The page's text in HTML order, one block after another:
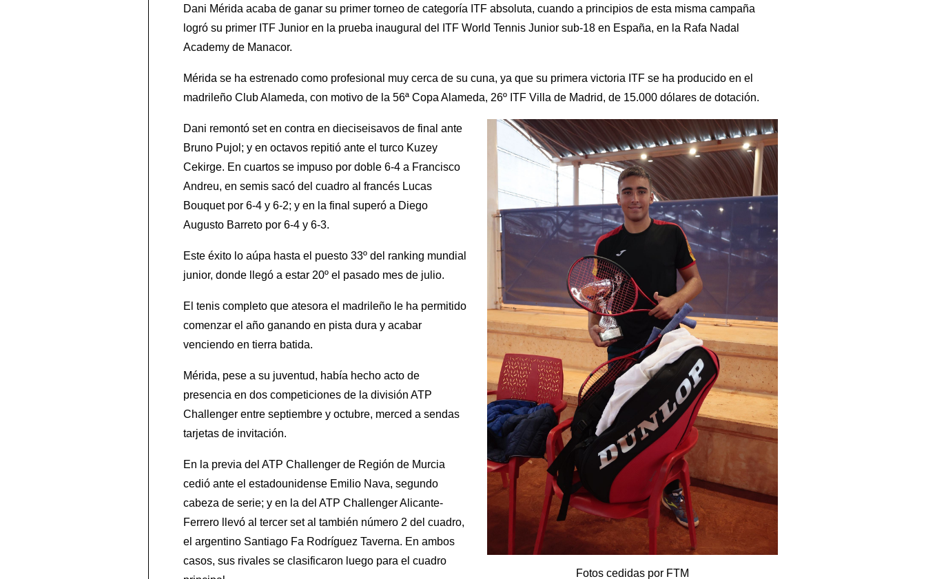
Dani Mérida acaba de ganar su primer torneo de categoría ITF absoluta, cuando a principios de esta misma campaña
logró su primer ITF Junior en la prueba inaugural del ITF World Tennis Junior sub-18 en España, en la Rafa Nadal
Academy de Manacor.
Mérida se ha estrenado como profesional muy cerca de su cuna, ya que su primera victoria ITF se ha producido en el
madrileño Club Alameda, con motivo de la 56ª Copa Alameda, 26º ITF Villa de Madrid, de 15.000 dólares de dotación.
Fotos cedidas por FTM
Dani remontó set en contra en dieciseisavos de final ante
Bruno Pujol; y en octavos repitió ante el turco Kuzey
Cekirge. En cuartos se impuso por doble 6-4 a Francisco
Andreu, en semis sacó del cuadro al francés Lucas
Bouquet por 6-4 y 6-2; y en la final superó a Diego
Augusto Barreto por 6-4 y 6-3.
Este éxito lo aúpa hasta el puesto 33º del ranking mundial
junior, donde llegó a estar 20º el pasado mes de julio.
El tenis completo que atesora el madrileño le ha permitido
comenzar el año ganando en pista dura y acabar
venciendo en tierra batida.
Mérida, pese a su juventud, había hecho acto de
presencia en dos competiciones de la división ATP
Challenger entre septiembre y octubre, merced a sendas
tarjetas de invitación.
En la previa del ATP Challenger de Región de Murcia
cedió ante el estadounidense Emilio Nava, segundo
cabeza de serie; y en la del ATP Challenger Alicante-
Ferrero llevó al tercer set al también número 2 del cuadro,
el argentino Santiago Fa Rodríguez Taverna. En ambos
casos, sus rivales se clasificaron luego para el cuadro